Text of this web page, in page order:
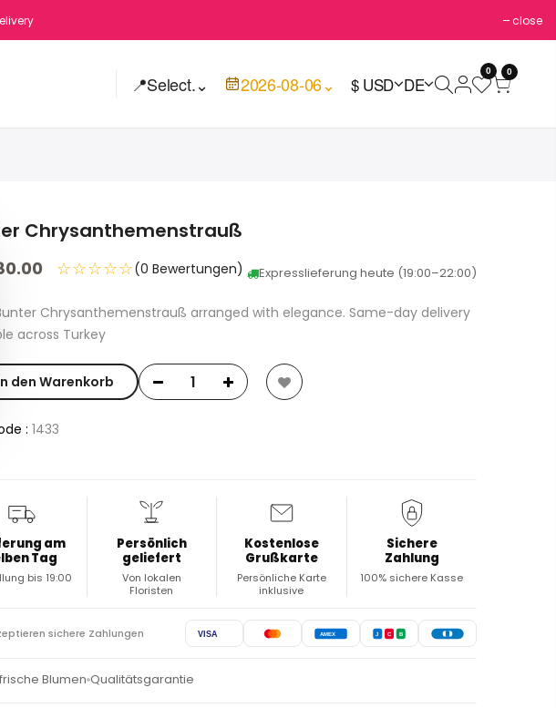
close
📍Select.⌄ 2026-08-06⌄ $ USD DE
0 0
Chrysanthemenstrauß
Expresslieferung heute (19:00–22:00)
☆☆☆☆☆(0 Bewertungen)
Bunter Chrysanthemenstrauß arranged with elegance. Same-day delivery
across Turkey
den Warenkorb
: 1433
am
Tag
bis 19:00
Persönlich
geliefert
Von lokalen
Floristen
Kostenlose
Grußkarte
Persönliche Karte
inklusive
Sichere
Zahlung
100% sichere Kasse
sichere Zahlungen VISA AMEX J C B
Blumen Qualitätsgarantie